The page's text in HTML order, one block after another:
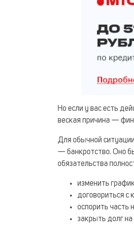
Но если у вас есть
веская причина —
Для обычной
— банкротство. Оно
обязательства
изменить
договориться с
оспорить часть
закрыть долг